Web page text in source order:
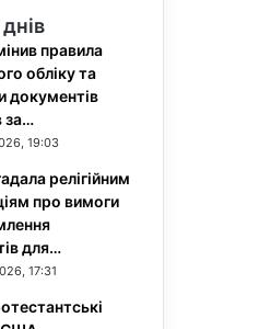
правила
обліку та
документів
за…
19:03
релігійним
про вимоги
для…
17:31